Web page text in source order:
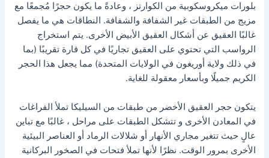
بلورات ميكروسكوبية من الكوارتز ، وعادةً ما يكون حجرًا مُجمعًا مع
مزيج من الطبقات غير الشفافة والشفافة. النطاقات هي ما يفصل
غالبًا العقيق عن أشكال العقيق الأبيض الأخرى. يتم استخراج
الرواسب التي تحتوي على العقيق تجاريًا في كل قارة تقريبًا (بما
في ذلك ولاية أوريغون في الولايات المتحدة) مما يجعل هذا الحجر
الكريم جميلًا وبأسعار معقولة للغاية.
يتكون حجر العقيق الأخضر من طبقات من السيليكا تملأ الفراغات
في المعادن الأخرى و تتشكل الطبقات على مراحل ، غالبًا مع تباين
عالٍ حيث تتغير مجاري الأنهار أو شلالات الرماد أو العناصر البيئية
الأخرى بمرور الوقت. نظرًا لأنها تملأ فتحات في الصخور البركانية